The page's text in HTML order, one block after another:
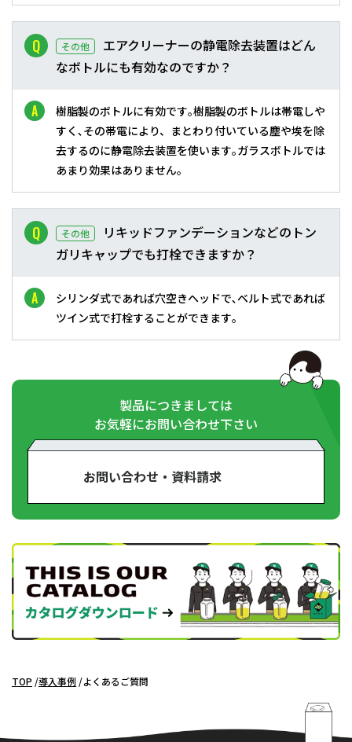
その他
エアクリーナーの静電除去装置はどん
なボトルにも有効なのですか？
樹脂製のボトルに有効です｡樹脂製のボトルは帯電しや
すく､その帯電により、まとわり付いている塵や埃を除
去するのに静電除去装置を使います｡ガラスボトルでは
あまり効果はありません｡
その他
リキッドファンデーションなどのトン
ガリキャップでも打栓できますか？
シリンダ式であれば穴空きヘッドで､ベルト式であれば
ツイン式で打栓することができます｡
製品につきましては
お気軽にお問い合わせ下さい
お問い合わせ・資料請求
TOP 導入事例 よくあるご質問